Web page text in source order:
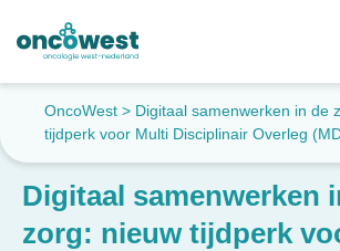
OncoWest > Digitaal samenwerken in de
tijdperk voor Multi Disciplinair Overleg
Digitaal samenwerken
zorg: nieuw tijdperk